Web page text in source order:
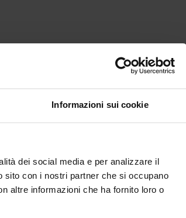
Informazioni sui cookie
dei social media e per analizzare il
con i nostri partner che si occupano
altre informazioni che ha fornito loro o
dai progettisti la configurazione